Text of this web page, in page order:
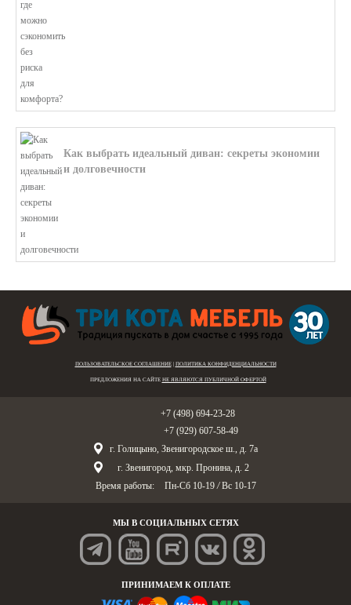
Как выбрать идеальный диван: секреты экономии
и долговечности
ПОЛЬЗОВАТЕЛЬСКОЕ СОГЛАШЕНИЕ| ПОЛИТИКА КОНФИДЕНЦИАЛЬНОСТИ
ПРЕДЛОЖЕНИЯ НА САЙТЕ НЕ ЯВЛЯЮТСЯ ПУБЛИЧНОЙ ОФЕРТОЙ
+7 (498) 694-23-28
+7 (929) 607-58-49
г. Голицыно, Звенигородское ш., д. 7а
г. Звенигород, мкр. Пронина, д. 2
Время работы:
Пн-Сб 10-19 / Вс 10-17
МЫ В СОЦИАЛЬНЫХ СЕТЯХ
ПРИНИМАЕМ К ОПЛАТЕ